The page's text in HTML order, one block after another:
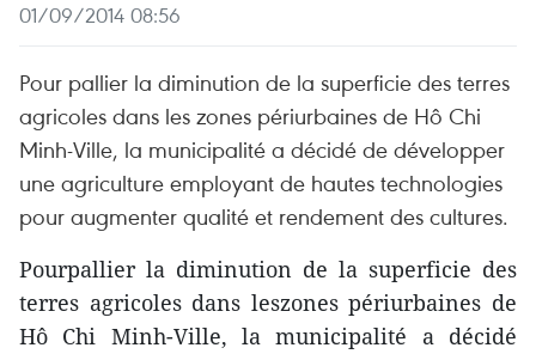
01/09/2014 08:56
Pour pallier la diminution de la superficie des terres
agricoles dans les zones périurbaines de Hô Chi
Minh-Ville, la municipalité a décidé de développer
une agriculture employant de hautes technologies
pour augmenter qualité et rendement des cultures.
Pourpallier la diminution de la superficie des
terres agricoles dans leszones périurbaines de
Hô Chi Minh-Ville, la municipalité a décidé